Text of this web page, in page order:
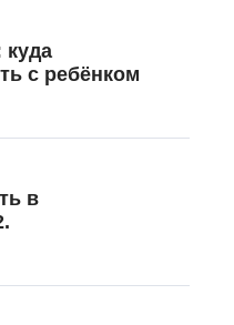
куда
с ребёнком
в